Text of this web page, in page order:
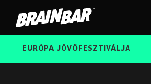
Bar
EURÓPA JÖVŐFESZTIVÁLJA